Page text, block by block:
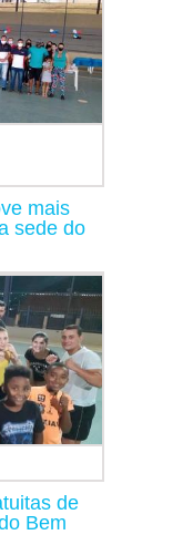
mais
sede do
de
Bem